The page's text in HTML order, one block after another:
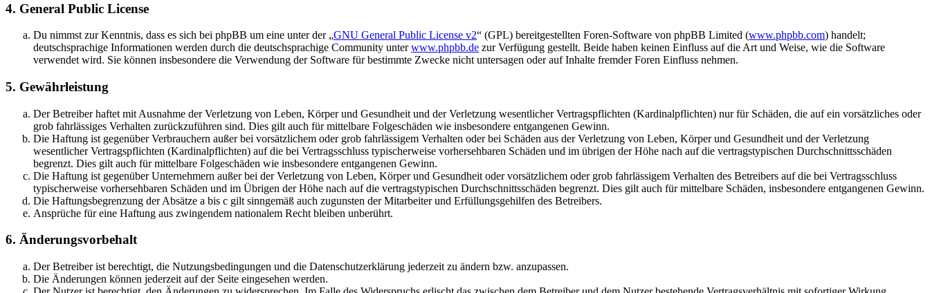
4. General Public License
Du nimmst zur Kenntnis, dass es sich bei phpBB um eine unter der „GNU General Public License v2“ (GPL) bereitgestellten Foren-Software von phpBB Limited (www.phpbb.com) handelt;
deutschsprachige Informationen werden durch die deutschsprachige Community unterwww.phpbb.de zur Verfügung gestellt. Beide haben keinen Einfluss auf die Art und Weise, wie die Software
verwendet wird. Sie können insbesondere die Verwendung der Software für bestimmte Zwecke nicht untersagen oder auf Inhalte fremder Foren Einfluss nehmen.
5. Gewährleistung
Der Betreiber haftet mit Ausnahme der Verletzung von Leben, Körper und Gesundheit und der Verletzung wesentlicher Vertragspflichten (Kardinalpflichten) nur für Schäden, die auf ein vorsätzliches oder
grob fahrlässiges Verhalten zurückzuführen sind. Dies gilt auch für mittelbare Folgeschäden wie insbesondere entgangenen Gewinn.
Die Haftung ist gegenüber Verbrauchern außer bei vorsätzlichem oder grob fahrlässigem Verhalten oder bei Schäden aus der Verletzung von Leben, Körper und Gesundheit und der Verletzung
wesentlicher Vertragspflichten (Kardinalpflichten) auf die bei Vertragsschluss typischerweise vorhersehbaren Schäden und im übrigen der Höhe nach auf die vertragstypischen Durchschnittsschäden
begrenzt. Dies gilt auch für mittelbare Folgeschäden wie insbesondere entgangenen Gewinn.
Die Haftung ist gegenüber Unternehmern außer bei der Verletzung von Leben, Körper und Gesundheit oder vorsätzlichem oder grob fahrlässigem Verhalten des Betreibers auf die bei Vertragsschluss
typischerweise vorhersehbaren Schäden und im Übrigen der Höhe nach auf die vertragstypischen Durchschnittsschäden begrenzt. Dies gilt auch für mittelbare Schäden, insbesondere entgangenen Gewinn.
Die Haftungsbegrenzung der Absätze a bis c gilt sinngemäß auch zugunsten der Mitarbeiter und Erfüllungsgehilfen des Betreibers.
Ansprüche für eine Haftung aus zwingendem nationalem Recht bleiben unberührt.
6. Änderungsvorbehalt
Der Betreiber ist berechtigt, die Nutzungsbedingungen und die Datenschutzerklärung jederzeit zu ändern bzw. anzupassen.
Die Änderungen können jederzeit auf der Seite eingesehen werden.